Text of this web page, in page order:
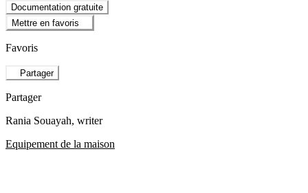
Documentation gratuite
Mettre en favoris
Favoris
Partager
Partager
Rania Souayah, writer
Equipement de la maison